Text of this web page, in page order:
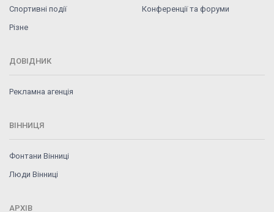
Спортивні події
Конференції та форуми
Різне
ДОВІДНИК
Рекламна агенція
ВІННИЦЯ
Фонтани Вінниці
Люди Вінниці
АРХІВ